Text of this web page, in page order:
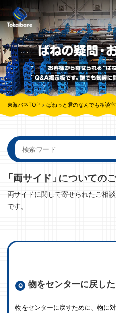
東海バネTOP ばねっと君のなんでも相談室
「両サイド」についての
両サイドに関して寄せられたご相
です。
物をセンターに戻し
物をセンターに戻すために、物に